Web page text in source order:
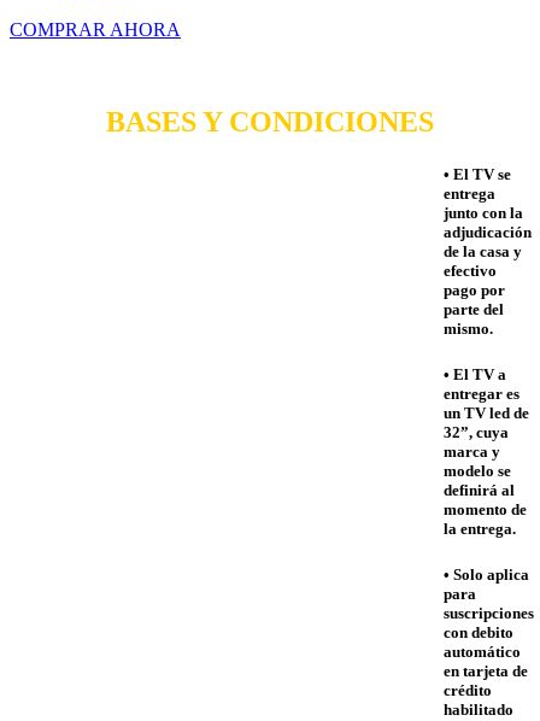
COMPRAR AHORA
BASES Y CONDICIONES
• El TV se
entrega
junto con la
adjudicación
de la casa y
efectivo
pago por
parte del
mismo.
• El TV a
entregar es
un TV led de
32”, cuya
marca y
modelo se
definirá al
momento de
la entrega.
• Solo aplica
para
suscripciones
con debito
automático
en tarjeta de
crédito
habilitado